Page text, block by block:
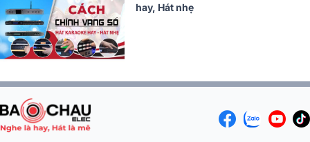
hay, Hát nhẹ